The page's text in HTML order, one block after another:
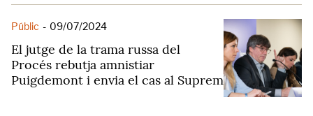
Públic - 09/07/2024
El jutge de la trama russa del
Procés rebutja amnistiar
Puigdemont i envia el cas al Suprem